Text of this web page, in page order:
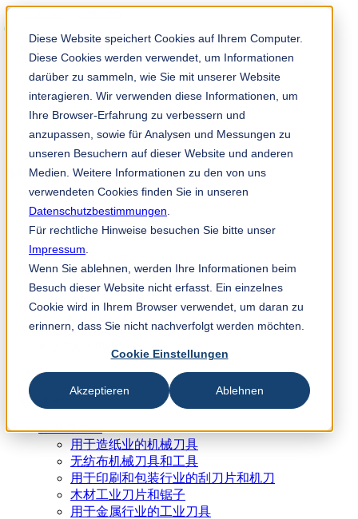
Diese Website speichert Cookies auf Ihrem Computer.
Diese Cookies werden verwendet, um Informationen
darüber zu sammeln, wie Sie mit unserer Website
interagieren. Wir verwenden diese Informationen, um
Ihre Browser-Erfahrung zu verbessern und
anzupassen, sowie für Analysen und Messungen zu
unseren Besuchern auf dieser Website und anderen
Medien. Weitere Informationen zu den von uns
verwendeten Cookies finden Sie in unseren
Datenschutzbestimmungen
Für rechtliche Hinweise besuchen Sie bitte unser
Impressum
Wenn Sie ablehnen, werden Ihre Informationen beim
Besuch dieser Website nicht erfasst. Ein einzelnes
Cookie wird in Ihrem Browser verwendet, um daran zu
erinnern, dass Sie nicht nachverfolgt werden möchten.
Cookie Einstellungen
Akzeptieren Ablehnen
TKM 应用程序
zh
+86 021 6415 6771
Shanghai TKM Trading Co. Ltd.
Suite 8004,
887 Middle Huaihai Road,
Yongxin Mansion,
Shanghai, China
行业与产品
用于造纸业的机械刀具
无纺布机械刀具和工具
用于印刷和包装行业的刮刀片和机刀
木材工业刀片和锯子
用于金属行业的工业刀具